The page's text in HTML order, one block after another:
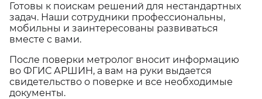
Готовы к поискам решений для нестандартных
задач. Наши сотрудники профессиональны,
мобильны и заинтересованы развиваться
вместе с вами.
После поверки метролог вносит информацию
во ФГИС АРШИН, а вам на руки выдается
свидетельство о поверке и все необходимые
документы.